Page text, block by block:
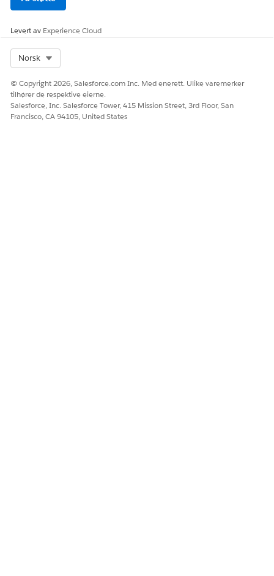
For pakkede aktiva velger du det overordnede aktivumet i
VelgAvbryt.
på Send.
Systemet oppretter et kanselleringstilbud eller en
bestilling.
Se gjennom kanselleringsforespørselen, og lagre
endringene.
Levert av Experience Cloud
Norsk
© Copyright 2026, Salesforce.com Inc. Med enerett. Ulike varemerker
tilhører de respektive eierne.
Salesforce, Inc. Salesforce Tower, 415 Mission Street, 3rd Floor, San
Francisco, CA 94105, United States